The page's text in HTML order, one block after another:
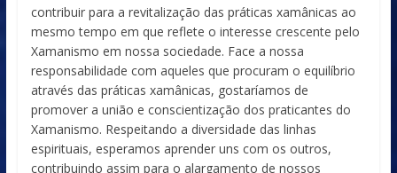
contribuir para a revitalização das práticas xamânicas ao
mesmo tempo em que reflete o interesse crescente pelo
Xamanismo em nossa sociedade. Face a nossa
responsabilidade com aqueles que procuram o equilíbrio
através das práticas xamânicas, gostaríamos de
promover a união e conscientização dos praticantes do
Xamanismo. Respeitando a diversidade das linhas
espirituais, esperamos aprender uns com os outros,
contribuindo assim para o alargamento de nossos